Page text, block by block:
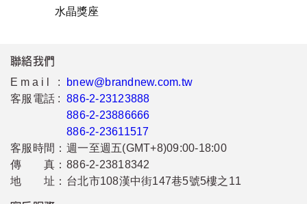
水晶獎座
聯絡我們
Email :
bnew@brandnew.com.tw
客服電話 : 886-2-23123888
886-2-23886666
886-2-23611517
客服時間： 週一至週五(GMT+8)09:00-18:00
傳 真： 886-2-23818342
地 址： 台北市108漢中街147巷5號5樓之11